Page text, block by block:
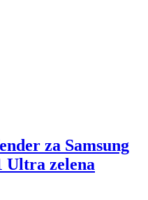
za Samsung
Ultra zelena